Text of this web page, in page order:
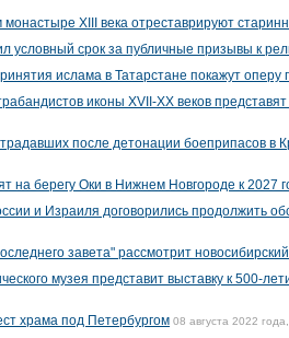
монастыре XIII века отреставрируют
условный срок за публичные призывы к
ислама в Татарстане покажут
иконы XVII-XX веков
после детонации боеприпасов в
на берегу Оки в Нижнем Новгороде к 2027
и Израиля договорились продолжить
завета" рассмотрит
музея представит выставку к 500-
храма под Петербургом 08 августа 2022